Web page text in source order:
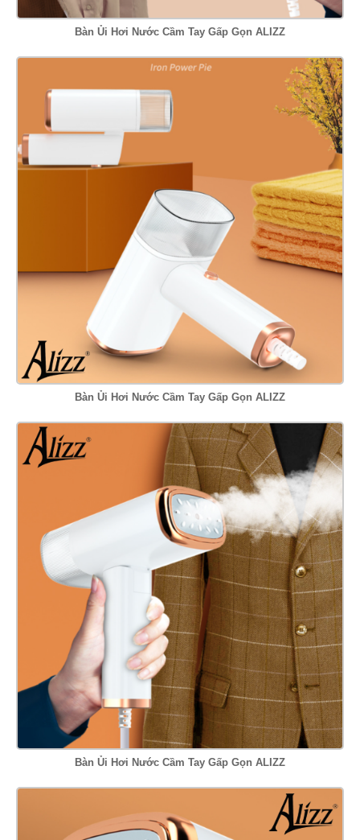
Bàn Ủi Hơi Nước Cầm Tay Gấp Gọn ALIZZ
Bàn Ủi Hơi Nước Cầm Tay Gấp Gọn ALIZZ
Bàn Ủi Hơi Nước Cầm Tay Gấp Gọn ALIZZ